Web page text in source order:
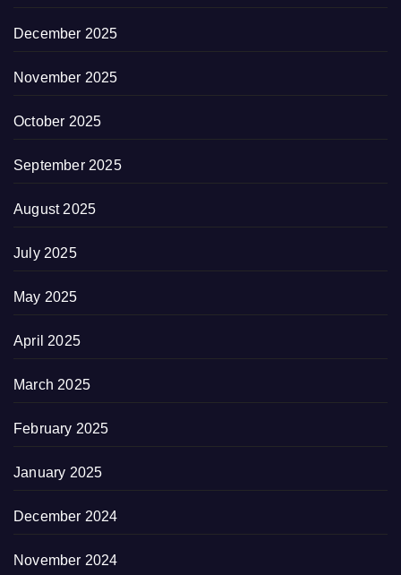
December 2025
November 2025
October 2025
September 2025
August 2025
July 2025
May 2025
April 2025
March 2025
February 2025
January 2025
December 2024
November 2024